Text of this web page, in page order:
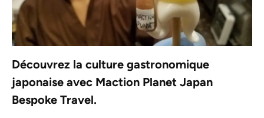
Découvrez la culture gastronomique
japonaise avec Maction Planet Japan
Bespoke Travel.